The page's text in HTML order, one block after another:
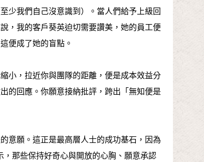
少我們自己沒意識到）。當人們給予上級回
，我的客戶葵英迫切需要讚美，她的員工便
便成了她的盲點。
小，拉近你與團隊的距離，便是成本效益分
的回應。你願意接納批評，跨出「無知便是
意願。這正是最高層人士的成功基石，因為
那些保持好奇心與開放的心胸、願意承認